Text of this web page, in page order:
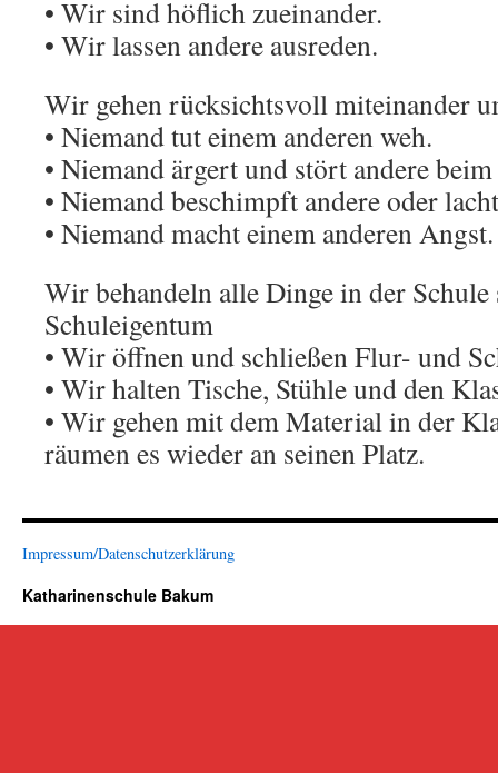
• Wir sind höflich zueinander.
• Wir lassen andere ausreden.
Wir gehen rücksichtsvoll miteinander
• Niemand tut einem anderen weh.
• Niemand ärgert und stört andere
• Niemand beschimpft andere oder
• Niemand macht einem anderen Angst.
Wir behandeln alle Dinge in der
Schuleigentum
• Wir öffnen und schließen Flur- und
• Wir halten Tische, Stühle und den
• Wir gehen mit dem Material in der
räumen es wieder an seinen Platz.
Impressum/Datenschutzerklärung
Katharinenschule Bakum